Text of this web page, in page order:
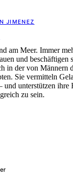
JIMENEZ
am Meer. Immer
und beschäftigen
in der von Männern
Sie vermitteln
und unterstützen ihre
zu sein.